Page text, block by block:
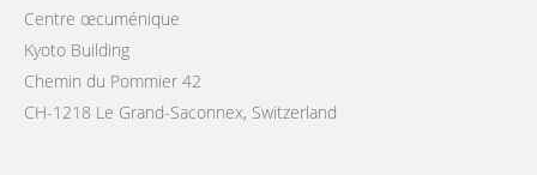
Centre œcuménique
Kyoto Building
Chemin du Pommier 42
CH-1218 Le Grand-Saconnex, Switzerland